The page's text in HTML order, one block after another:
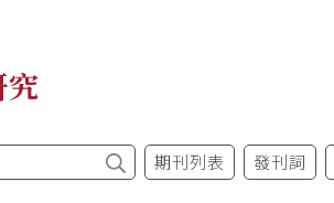
期刊列表 發刊詞